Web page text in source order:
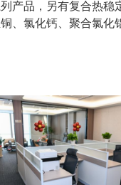
产品，另有复合热稳
、氯化钙、聚合氯化
塑胶跑道、橡塑发
南等主要区域，以及
利“热氯化法与光催
利11项，产品通过
体系认证。并获得国
认定，同年入围柳
行业标准《氯碱工业
总部，在全国多地
大力拓展海外业务，